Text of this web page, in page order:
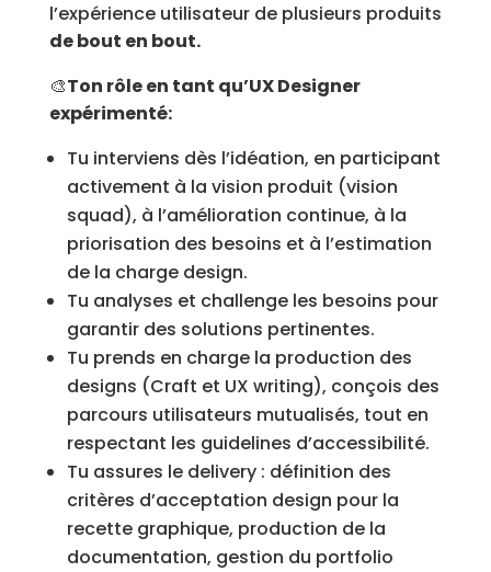
l’expérience utilisateur de plusieurs produits
de bout en bout.
🎨Ton rôle en tant qu’UX Designer
expérimenté:
Tu interviens dès l’idéation, en participant
activement à la vision produit (vision
squad), à l’amélioration continue, à la
priorisation des besoins et à l’estimation
de la charge design.
Tu analyses et challenge les besoins pour
garantir des solutions pertinentes.
Tu prends en charge la production des
designs (Craft et UX writing), conçois des
parcours utilisateurs mutualisés, tout en
respectant les guidelines d’accessibilité.
Tu assures le delivery : définition des
critères d’acceptation design pour la
recette graphique, production de la
documentation, gestion du portfolio